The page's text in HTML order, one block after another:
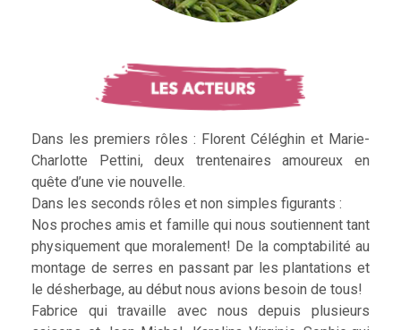
Dans les premiers rôles : Florent Céléghin et Marie-
Charlotte Pettini, deux trentenaires amoureux en
quête d’une vie nouvelle.
Dans les seconds rôles et non simples figurants :
Nos proches amis et famille qui nous soutiennent tant
physiquement que moralement! De la comptabilité au
montage de serres en passant par les plantations et
le désherbage, au début nous avions besoin de tous!
Fabrice qui travaille avec nous depuis plusieurs